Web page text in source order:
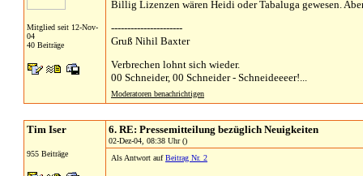
Mitglied seit 12-Nov-
04
40 Beiträge
Billig Lizenzen wären Heidi oder Tabaluga gewesen.
----------------------
Gruß Nihil Baxter
Verbrechen lohnt sich wieder.
00 Schneider, 00 Schneider - Schneideeeer!...
Moderatoren benachrichtigen
Tim Iser
955 Beiträge
6. RE: Pressemitteilung bezüglich Neuigkeiten
02-Dez-04, 08:38 Uhr ()
Als Antwort aufBeitrag Nr. 2